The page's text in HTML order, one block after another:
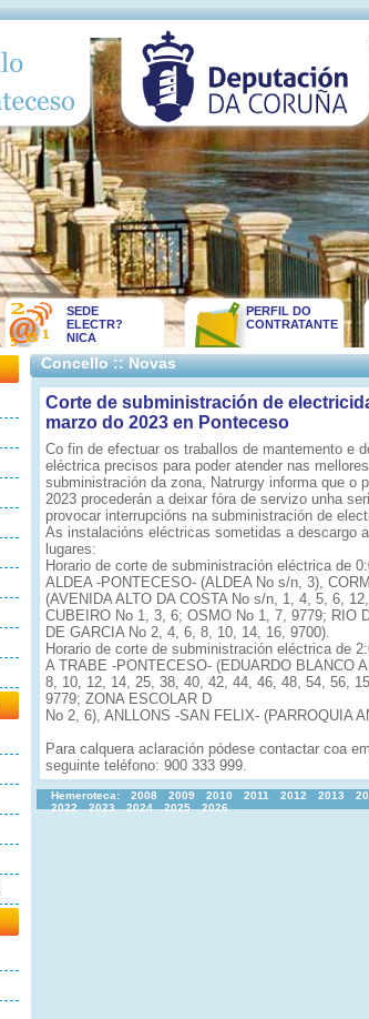
SEDE
ELECTR?
NICA
PERFIL DO
CONTRATANTE
Concello :: Novas
Corte de subministración de
marzo do 2023 en Ponteceso
Co fin de efectuar os traballos de mantemento e
eléctrica precisos para poder atender nas
subministración da zona, Natrurgy informa que o
2023 procederán a deixar fóra de servizo unha
provocar interrupcións na subministración de
As instalacións eléctricas sometidas a descargo
lugares:
Horario de corte de subministración eléctrica de
ALDEA -PONTECESO- (ALDEA No s/n, 3),
(AVENIDA ALTO DA COSTA No s/n, 1, 4, 5, 6,
CUBEIRO No 1, 3, 6; OSMO No 1, 7, 9779; RIO
DE GARCIA No 2, 4, 6, 8, 10, 14, 16, 9700).
Horario de corte de subministración eléctrica de
A TRABE -PONTECESO- (EDUARDO BLANCO
8, 10, 12, 14, 25, 38, 40, 42, 44, 46, 48, 54, 56,
9779; ZONA ESCOLAR D
No 2, 6), ANLLONS -SAN FELIX- (PARROQUIA
Para calquera aclaración pódese contactar coa
seguinte teléfono: 900 333 999.
Hemeroteca: 2008 2009 2010 2011 2012 2013
2022
2023 2024 2025 2026